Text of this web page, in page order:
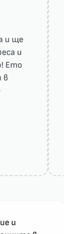
и ще
и
Ето
в
и